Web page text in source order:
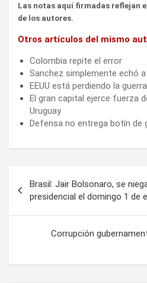
Las notas aquí firmadas reflejan
de los autores.
Otros artículos del mismo
Colombia repite el error
Sanchez simplemente echó
EEUU está perdiendo la
El gran capital ejerce fuerza
Uruguay
Defensa no entrega botín de
de
entradas
Brasil: Jair Bolsonaro, se
presidencial el domingo 1 de
Corrupción